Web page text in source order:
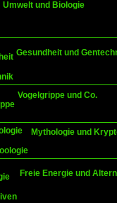
Umwelt und Biologie
Gesundheit und
Vogelgrippe und Co.
Mythologie und
Freie Energie und